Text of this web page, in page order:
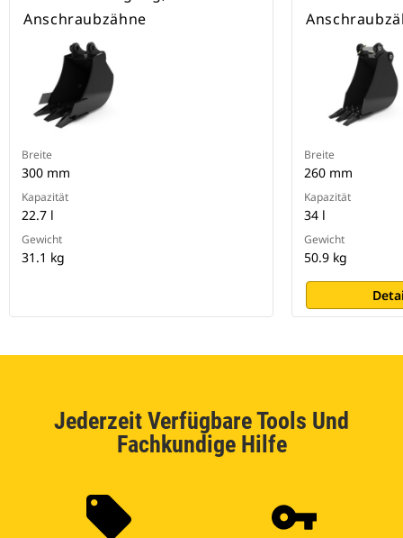
Anschraubzähne
Breite
300 mm
Kapazität
22.7 l
Gewicht
31.1 kg
Breite
260 mm
Kapazität
34 l
Gewicht
50.9 kg
Jederzeit Verfügbare Tools Und
Fachkundige Hilfe